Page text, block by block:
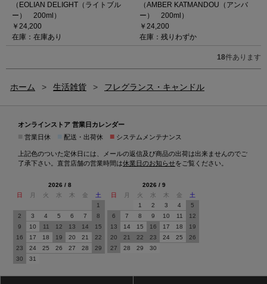
（EOLIAN DELIGHT（ライトブル
ー） 200ml）
￥24,200
在庫：在庫あり
（AMBER KATMANDOU（アンバ
ー） 200ml）
￥24,200
在庫：残りわずか
18件あります
ホーム > 生活雑貨 > フレグランス・キャンドル
オンラインストア 営業日カレンダー
営業日休 配送・出荷休 ■ システムメンテナンス
上記色のついた定休日には、メールの返信及び商品の出荷は出来ませんのでご
了承下さい。直営店舗の営業時間は休業日のお知らせをご覧ください。
2026 / 8
日
月 火 水 木 金
土
1
2
3 4 5 6 7
8
9
10 11 12 13 14
15
16
17 18 19 20 21
22
23
24 25 26 27 28
29
30
31
2026 / 9
日
月 火 水 木 金
土
1
2 3 4
5
6
7 8 9 10 11
12
13
14 15 16 17 18
19
20
21 22 23 24 25
26
27
28 29 30